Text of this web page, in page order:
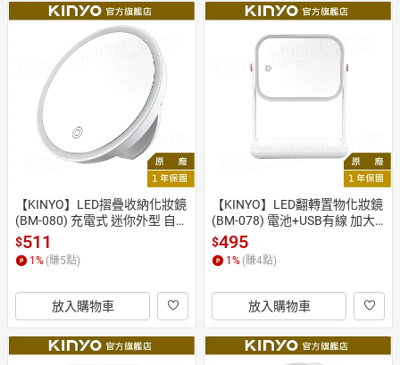
【KINYO】LED摺疊收納化妝鏡
(BM-080) 充電式 迷你外型 自然
光 ｜原廠一年保固
$511
1% (賺5點)
放入購物車
【KINYO】LED翻轉置物化妝鏡
(BM-078) 電池+USB有線 加大
鏡面 自然光 ｜原廠一年保固
$495
1% (賺4點)
放入購物車